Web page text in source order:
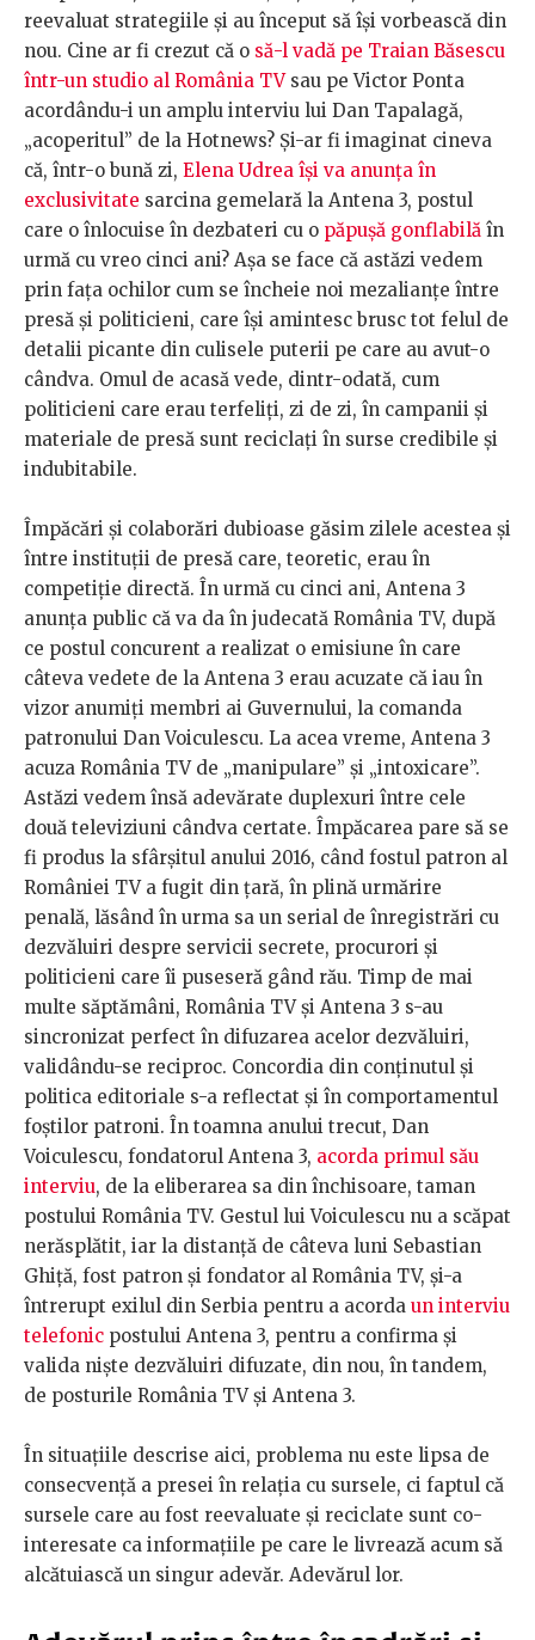
reevaluat strategiile și au început să își vorbească din
nou. Cine ar fi crezut că o să-l vadă pe Traian Băsescu
într-un studio al România TVsau pe Victor Ponta
acordându-i un amplu interviu lui Dan Tapalagă,
„acoperitul” de la Hotnews? Și-ar fi imaginat cineva
că, într-o bună zi, Elena Udrea își va anunța în
exclusivitate sarcina gemelară la Antena 3, postul
care o înlocuise în dezbateri cu o păpușă gonflabilă în
urmă cu vreo cinci ani? Așa se face că astăzi vedem
prin fața ochilor cum se încheie noi mezalianțe între
presă și politicieni, care își amintesc brusc tot felul de
detalii picante din culisele puterii pe care au avut-o
cândva. Omul de acasă vede, dintr-odată, cum
politicieni care erau terfeliți, zi de zi, în campanii și
materiale de presă sunt reciclați în surse credibile și
indubitabile.
Împăcări și colaborări dubioase găsim zilele acestea și
între instituții de presă care, teoretic, erau în
competiție directă. În urmă cu cinci ani, Antena 3
anunța public că va da în judecată România TV, după
ce postul concurent a realizat o emisiune în care
câteva vedete de la Antena 3 erau acuzate că iau în
vizor anumiți membri ai Guvernului, la comanda
patronului Dan Voiculescu. La acea vreme, Antena 3
acuza România TV de „manipulare” și „intoxicare”.
Astăzi vedem însă adevărate duplexuri între cele
două televiziuni cândva certate. Împăcarea pare să se
fi produs la sfârșitul anului 2016, când fostul patron al
României TV a fugit din țară, în plină urmărire
penală, lăsând în urma sa un serial de înregistrări cu
dezvăluiri despre servicii secrete, procurori și
politicieni care îi puseseră gând rău. Timp de mai
multe săptămâni, România TV și Antena 3 s-au
sincronizat perfect în difuzarea acelor dezvăluiri,
validându-se reciproc. Concordia din conținutul și
politica editoriale s-a reflectat și în comportamentul
foștilor patroni. În toamna anului trecut, Dan
Voiculescu, fondatorul Antena 3, acorda primul său
interviu, de la eliberarea sa din închisoare, taman
postului România TV. Gestul lui Voiculescu nu a scăpat
nerăsplătit, iar la distanță de câteva luni Sebastian
Ghiță, fost patron și fondator al România TV, și-a
întrerupt exilul din Serbia pentru a acorda un interviu
telefonic postului Antena 3, pentru a confirma și
valida niște dezvăluiri difuzate, din nou, în tandem,
de posturile România TV și Antena 3.
În situațiile descrise aici, problema nu este lipsa de
consecvență a presei în relația cu sursele, ci faptul că
sursele care au fost reevaluate și reciclate sunt co-
interesate ca informațiile pe care le livrează acum să
alcătuiască un singur adevăr. Adevărul lor.